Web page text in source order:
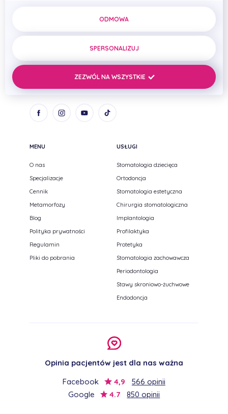
ul. Zenitowa 15
NIP: 8133005093
REGON: 690669384
MENU
O nas
Specjalizacje
Cennik
Metamorfozy
Blog
Polityka prywatności
Regulamin
Pliki do pobrania
USŁUGI
Stomatologia dziecięca
Ortodoncja
Stomatologia estetyczna
Chirurgia stomatologiczna
Implantologia
Profilaktyka
Protetyka
Stomatologia zachowawcza
Periodontologia
Stawy skroniowo-żuchwowe
Endodoncja
Opinia pacjentów jest dla nas ważna
Facebook
4,9
566 opinii
Google
4.7 850 opinii
ODMOWA
SPERSONALIZUJ
ZEZWÓL NA WSZYSTKIE